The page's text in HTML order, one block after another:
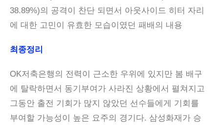
38.89%)의 공격이 찬단 되면서 아웃사이드 히터 자리
에 대한 고민이 유효한 모습이였던 패배의 내용
최종정리
OK저축은행의 전력이 근소한 우위에 있지만 봄 배구
에 탈락하면서 동기부여가 사라진 상황에서 펼쳐지고
그동안 출전 기회가 많지 않았던 선수들에게 기회를
부여할 가능성이 높은 요주의 경기다. 삼성화재가 승